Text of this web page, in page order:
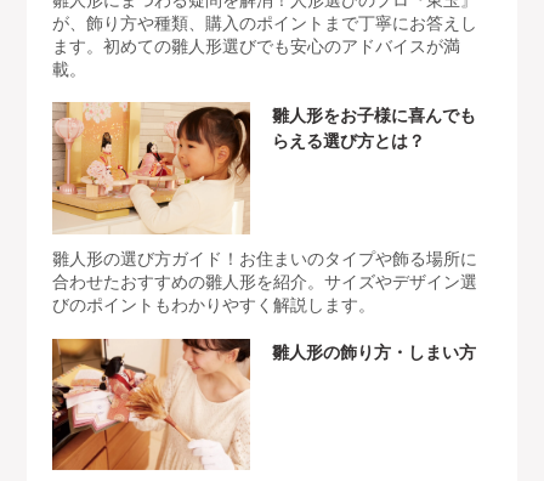
が、飾り方や種類、購入のポイントまで丁寧にお答えし
ます。初めての雛人形選びでも安心のアドバイスが満
載。
雛人形をお子様に喜んでも
らえる選び方とは？
雛人形の選び方ガイド！お住まいのタイプや飾る場所に
合わせたおすすめの雛人形を紹介。サイズやデザイン選
びのポイントもわかりやすく解説します。
雛人形の飾り方・しまい方